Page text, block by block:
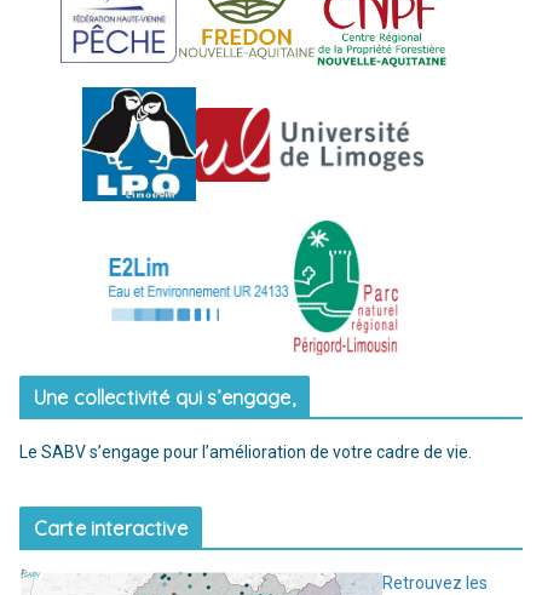
Une collectivité qui s’engage,
Le SABV s’engage pour l’amélioration de votre cadre de vie.
Carte interactive
Retrouvez les